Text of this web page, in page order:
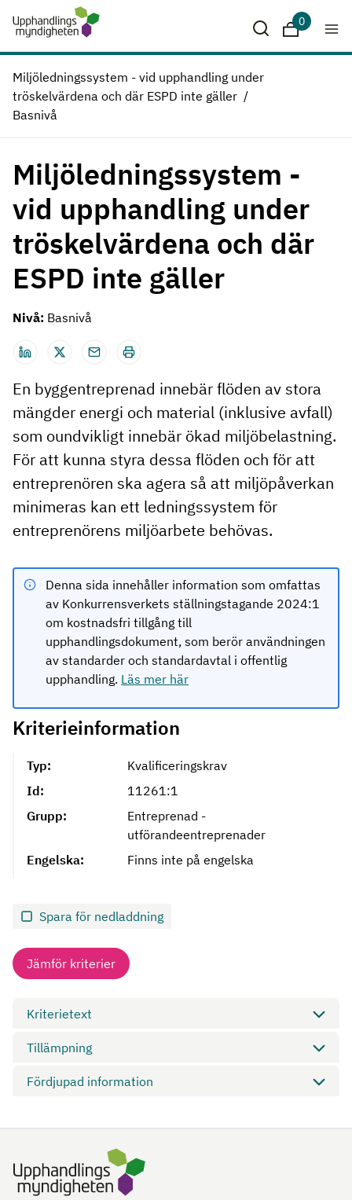
Hoppa till huvudinnehåll
Sparade
0
Miljöledningssystem - vid upphandling under
tröskelvärdena och där ESPD inte gäller
Basnivå
Miljöledningssystem -
vid upphandling under
tröskelvärdena och där
ESPD inte gäller
Nivå: Basnivå
En byggentreprenad innebär flöden av stora
mängder energi och material (inklusive avfall)
som oundvikligt innebär ökad miljöbelastning.
För att kunna styra dessa flöden och för att
entreprenören ska agera så att miljöpåverkan
minimeras kan ett ledningssystem för
entreprenörens miljöarbete behövas.
Denna sida innehåller information som omfattas
av Konkurrensverkets ställningstagande 2024:1
om kostnadsfri tillgång till
upphandlingsdokument, som berör användningen
av standarder och standardavtal i offentlig
upphandling. Läs mer här
Kriterieinformation
Typ:
Kvalificeringskrav
Id:
11261:1
Grupp:
Entreprenad -
utförandeentreprenader
Engelska:
Finns inte på engelska
Spara för nedladdning
Jämför kriterier
Kriterietext
Tillämpning
Fördjupad information